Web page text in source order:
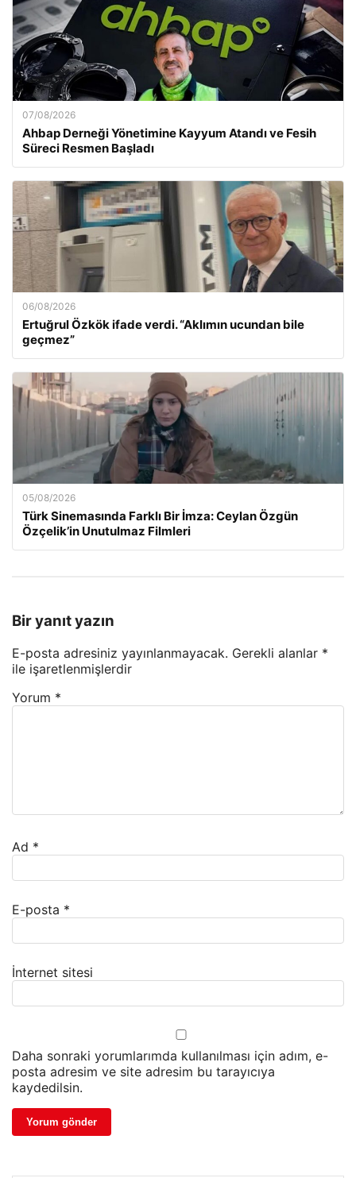
07/08/2026
Ahbap Derneği Yönetimine Kayyum Atandı ve Fesih
Süreci Resmen Başladı
06/08/2026
Ertuğrul Özkök ifade verdi. “Aklımın ucundan bile
geçmez”
05/08/2026
Türk Sinemasında Farklı Bir İmza: Ceylan Özgün
Özçelik’in Unutulmaz Filmleri
Bir yanıt yazın
E-posta adresiniz yayınlanmayacak. Gerekli alanlar *
ile işaretlenmişlerdir
Yorum *
Ad *
E-posta *
İnternet sitesi
Daha sonraki yorumlarımda kullanılması için adım, e-
posta adresim ve site adresim bu tarayıcıya
kaydedilsin.